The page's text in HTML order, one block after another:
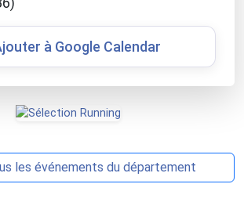
à Google Calendar
les événements du département